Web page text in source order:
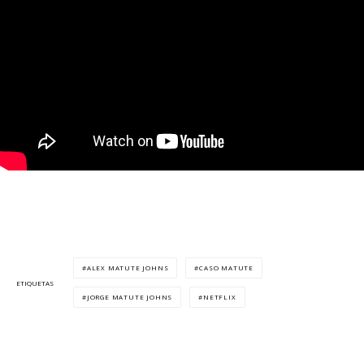
ETIQUETAS
ALEX MATUTE JOHNS CASO MATUTE
JORGE MATUTE JOHNS NETFLIX